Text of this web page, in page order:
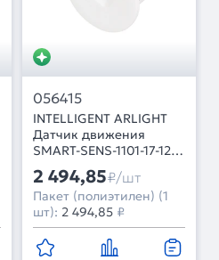
056415
INTELLIGENT ARLIGHT
Датчик движения
SMART-SENS-1101-17-12-
IN White (12-24V, 1x1.5A,
Switch) (IARL, IP20
Пластик, 5 лет)
2 494,85₽/шт
Пакет (полиэтилен) (1
шт): 2 494,85 ₽